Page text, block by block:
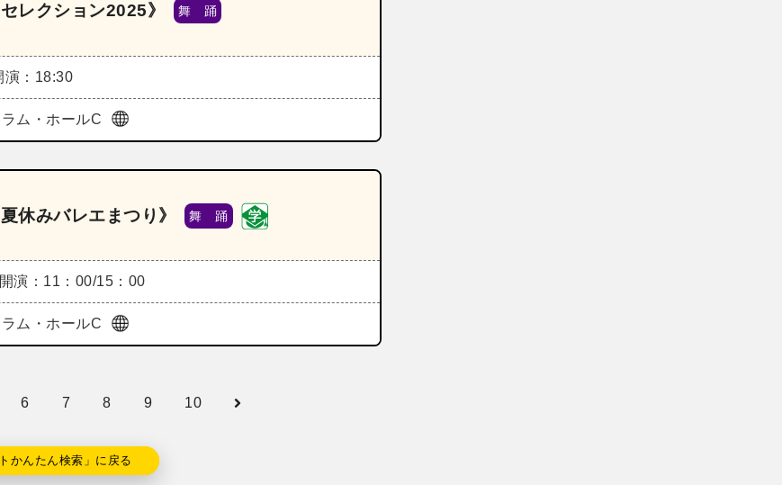
レクション2025》 舞 踊
演：18:30
ム・ホールC
休みバレエまつり》 舞 踊
開演：11：00/15：00
ム・ホールC
6 7 8 9 10
かんたん検索」に戻る